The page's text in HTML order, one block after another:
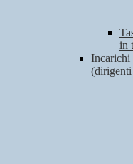
in
Incarichi